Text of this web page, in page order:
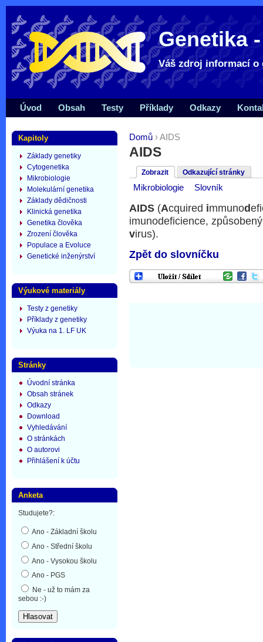
Genetika
Váš zdroj informací o
Domů › AIDS
AIDS
Zobrazit Odkazující stránky
Mikrobiologie Slovník
AIDS (Acquired immunod
imunodeficience,
virus).
Zpět do slovníčku
Úvod Obsah Testy Příklady Odkazy
Kapitoly
Základy genetiky
Cytogenetika
Mikrobiologie
Molekulární genetika
Základy dědičnosti
Klinická genetika
Genetika člověka
Zrození člověka
Populace a Evoluce
Genetické inženýrství
Výukové materiály
Testy z genetiky
Příklady z genetiky
Výuka na 1. LF UK
Stránky
Úvodní stránka
Obsah stránek
Odkazy
Download
Vyhledávání
O stránkách
O autorovi
Přihlášení k účtu
Anketa
Studujete?:
Ano - Základní školu
Ano - Střední školu
Ano - Vysokou školu
Ano - PGS
Ne - už to mám za
sebou :-)